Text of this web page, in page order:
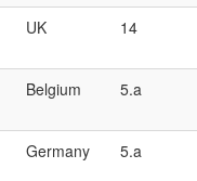
UK 14
Belgium 5.a
Germany 5.a